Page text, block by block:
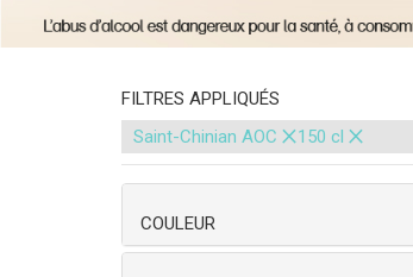
FILTRES APPLIQUÉS
Saint-Chinian AOC ×150 cl ×
COULEUR